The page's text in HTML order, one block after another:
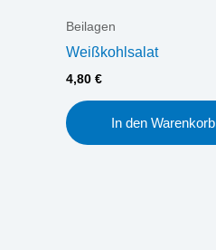
Beilagen
Weißkohlsalat
4,80 €
In den Warenkorb